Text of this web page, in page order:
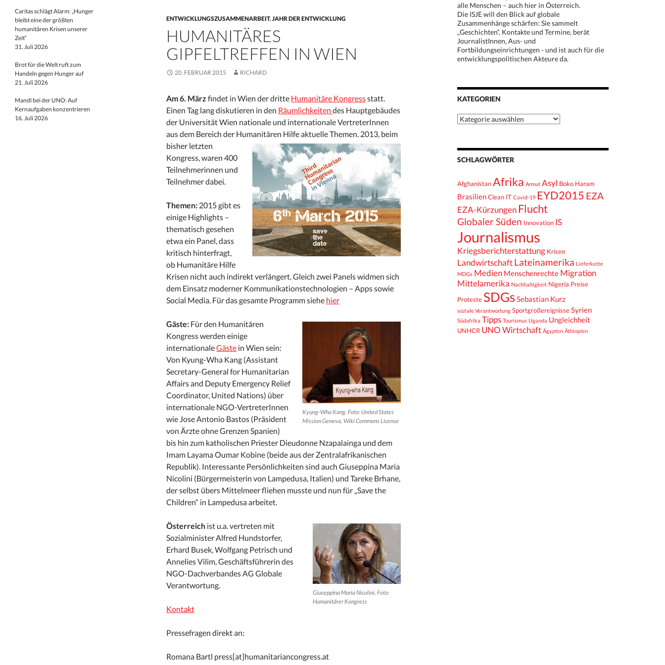
ENTWICKLUNGSZUSAMMENARBEIT,JAHR DER ENTWICKLUNG
HUMANITÄRES
GIPFELTREFFEN IN WIEN
20. FEBRUAR 2015 RICHARD
Am 6. März findet in Wien der dritte Humanitäre Kongressstatt.
Einen Tag lang diskutieren in den Räumlichkeiten des Hauptgebäudes
der Universität Wien nationale und internationale VertreterInnen
aus dem Bereich der Humanitären Hilfe aktuelle Themen. 2013, beim
bisher letzten
Kongress, waren 400
Teilnehmerinnen und
Teilnehmer dabei.
Themen: 2015 gibt es
einige Highlights –
thematisch gesehen
etwa ein Panel, dass
kritisch hinterfragt,
ob Humanitäre Hilfe
Krisen nicht auch indirekt verlängert. Gleich zwei Panels widmen sich
dem Einsatz moderner Kommunikationstechnologien – Apps sowie
Social Media. Für das gesamte Programm siehe hier
Kyung-Wha Kang. Foto: United States
Mission Geneva, Wiki Commons License
Gäste: Für den Humanitären
Kongress werden einige
internationaleGäste in Wien sein:
Von Kyung-Wha Kang (Assistant
Secretary-General for Humanitarian
Affairs and Deputy Emergency Relief
Coordinator, United Nations) über
internationale NGO-VertreterInnen
wie Jose Antonio Bastos (Präsident
von Ärzte ohne Grenzen Spanien)
bis hin zum katholischen Priester Dieudonne Nzapalainga und dem
Imam Layama Oumar Kobine (beide aus der Zentralafrikanischen
Republik). Interessante Persönlichkeiten sind auch Giuseppina Maria
Nicolini (Bürgermeisterin von Lampedusa, Italien) und Tareke Brhane,
der selbst übers Mittelmeer fliehen musste und nun für „Save the
Children“ in Lampedusa arbeitet.
Giuseppina Maria Nicolini. Foto:
Humanitärer Kongress
Österreich ist u.a. vertreten mit
Sozialminister Alfred Hundstorfer,
Erhard Busek, Wolfgang Petrisch und
Annelies Vilim, Geschäftsführerin des
NGO-Dachverbandes AG Globale
Verantwortung.
Kontakt
Pressefragen direkt an:
Romana Bartl press[at]humanitariancongress.at
alle Menschen – auch hier in Österreich.
Die ISJE will den Blick auf globale
Zusammenhänge schärfen: Sie sammelt
„Geschichten“, Kontakte und Termine, berät
JournalistInnen, Aus- und
Fortbildungseinrichtungen - und ist auch für die
entwicklungspolitischen Akteure da.
KATEGORIEN
Kategorien
SCHLAGWÖRTER
AfghanistanAfrika Armut Asyl Boko Haram
BrasilienClean IT Covid-19 EYD2015 EZA
EZA-Kürzungen Flucht
Globaler Süden Innovation IS
Journalismus
Kriegsberichterstattung Krisen
Landwirtschaft Lateinamerika Lieferkette
MDGs Medien Menschenrechte Migration
Mittelamerika Nachhaltigkeit Nigeria Preise
Proteste SDGsSebastian Kurz
soziale Verantwortung SportgroßereignisseSyrien
Südafrika Tipps Tourismus Uganda Ungleichheit
UNHCR UNO Wirtschaft Ägypten Äthiopien
Caritas schlägt Alarm: „Hunger
bleibt eine der größten
humanitären Krisen unserer
Zeit“
31. Juli 2026
Brot für die Welt ruft zum
Handeln gegen Hunger auf
21. Juli 2026
Mandl bei der UNO: Auf
Kernaufgaben konzentrieren
16. Juli 2026